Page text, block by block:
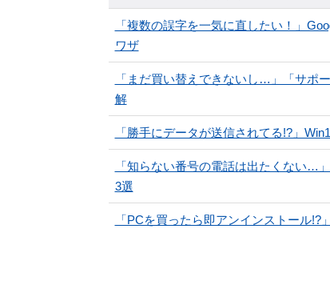
「複数の誤字を一気に直したい！」
ワザ
「まだ買い替えできないし…」「サポ
解
「勝手にデータが送信されてる!?」
「知らない番号の電話は出たくない…
3選
「PCを買ったら即アンインストール